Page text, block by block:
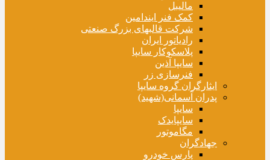
مالیبل
کمک فنر ایندامین
شرکت قالبهای بزرگ صنعتی
رادیاتور ایران
پلاسکوکار سایپا
سایپا آذین
فنرسازی زر
ایثارگران گروه سایپا
پدران آسمانی(شهید)
سایپا
سایپایدک
مگاموتور
جهادگران
پارس خودرو